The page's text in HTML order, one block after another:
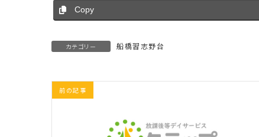
Copy
カテゴリー 船橋習志野台
前の記事